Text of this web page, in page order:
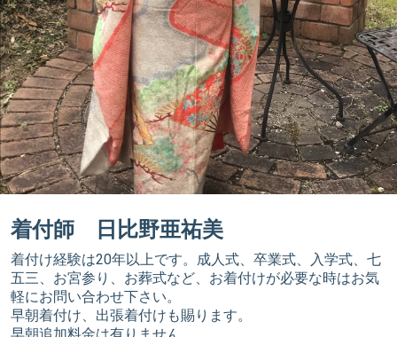
着付師 日比野亜祐美
着付け経験は20年以上です。成人式、卒業式、入学式、七
五三、お宮参り、お葬式など、お着付けが必要な時はお気
軽にお問い合わせ下さい。
早朝着付け、出張着付けも賜ります。